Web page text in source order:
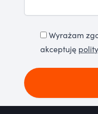
Wyrażam
akceptuję